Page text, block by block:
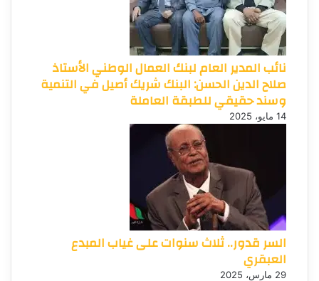
نائب المدير العام لبنك العمال الوطني الأستاذ
صلاح الدين الحسن: البنك شريك أصيل في التنمية
وسند حقيقي للطبقة العاملة
14 مايو، 2025
السر قدور.. ثلاث سنوات على غياب المبدع
العبقري
29 مارس، 2025